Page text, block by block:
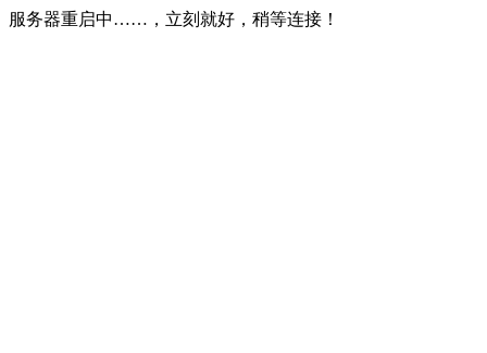
服务器重启中……，立刻就好，稍等连接！